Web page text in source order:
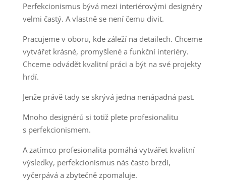
Perfekcionismus bývá mezi interiérovými designéry
velmi častý. A vlastně se není čemu divit.
Pracujeme v oboru, kde záleží na detailech. Chceme
vytvářet krásné, promyšlené a funkční interiéry.
Chceme odvádět kvalitní práci a být na své projekty
hrdí.
Jenže právě tady se skrývá jedna nenápadná past.
Mnoho designérů si totiž plete profesionalitu
s perfekcionismem.
A zatímco profesionalita pomáhá vytvářet kvalitní
výsledky, perfekcionismus nás často brzdí,
vyčerpává a zbytečně zpomaluje.